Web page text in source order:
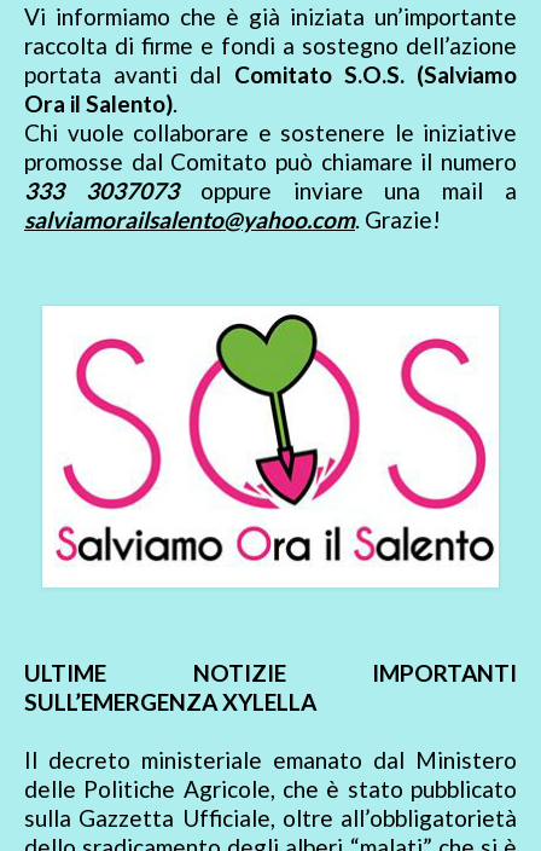
Vi informiamo che è già iniziata un’importante
raccolta di firme e fondi a sostegno dell’azione
portata avanti dal Comitato S.O.S. (Salviamo
Ora il Salento).
Chi vuole collaborare e sostenere le iniziative
promosse dal Comitato può chiamare il numero
333 3037073oppure inviare una mail a
salviamorailsalento@yahoo.com. Grazie!
ULTIME NOTIZIE IMPORTANTI
SULL’EMERGENZA XYLELLA
Il decreto ministeriale emanato dal Ministero
delle Politiche Agricole, che è stato pubblicato
sulla Gazzetta Ufficiale, oltre all’obbligatorietà